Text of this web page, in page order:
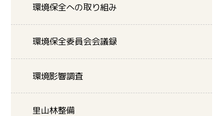
環境保全への取り組み
環境保全委員会会議録
環境影響調査
里山林整備